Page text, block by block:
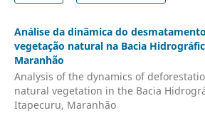
Análise da dinâmica do
vegetação natural na Bacia
Maranhão
Analysis of the dynamics of
natural vegetation in the Bacia
Itapecuru, Maranhão